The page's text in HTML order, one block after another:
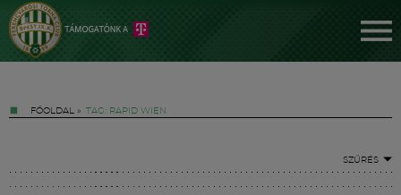
FŐOLDAL » TAG: RAPID WIEN
SZŰRÉS